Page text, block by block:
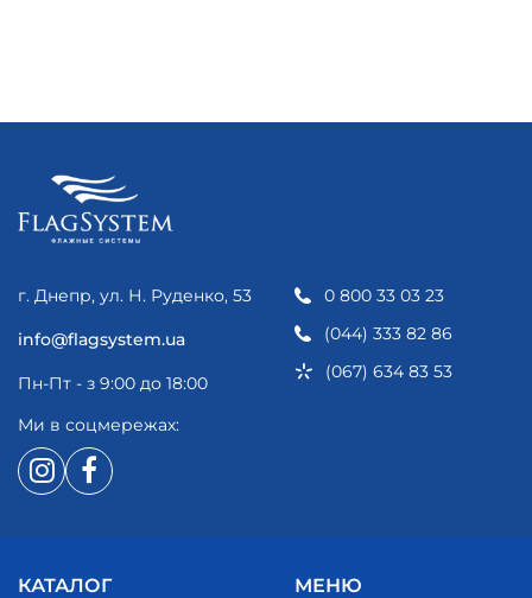
г. Днепр, ул. Н. Руденко, 53
info@flagsystem.ua
Пн-Пт - з 9:00 до 18:00
0 800 33 03 23
(044) 333 82 86
(067) 634 83 53
Ми в соцмережах:
КАТАЛОГ МЕНЮ